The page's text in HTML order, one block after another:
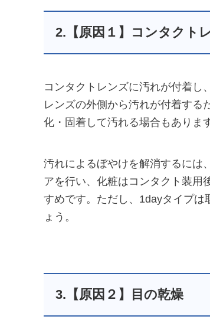
2.【原因１】コンタクト
コンタクトレンズに汚れが付着し
レンズの外側から汚れが付着する
化・固着して汚れる場合もありま
汚れによるぼやけを解消するには、
アを行い、化粧はコンタクト装用
すめです。ただし、1dayタイプは
ょう。
3.【原因２】目の乾燥